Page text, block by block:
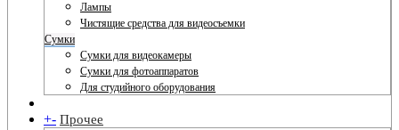
Лампы
Чистящие средства для видеосъемки
Сумки
Сумки для видеокамеры
Сумки для фотоаппаратов
Для студийного оборудования
+- Прочее